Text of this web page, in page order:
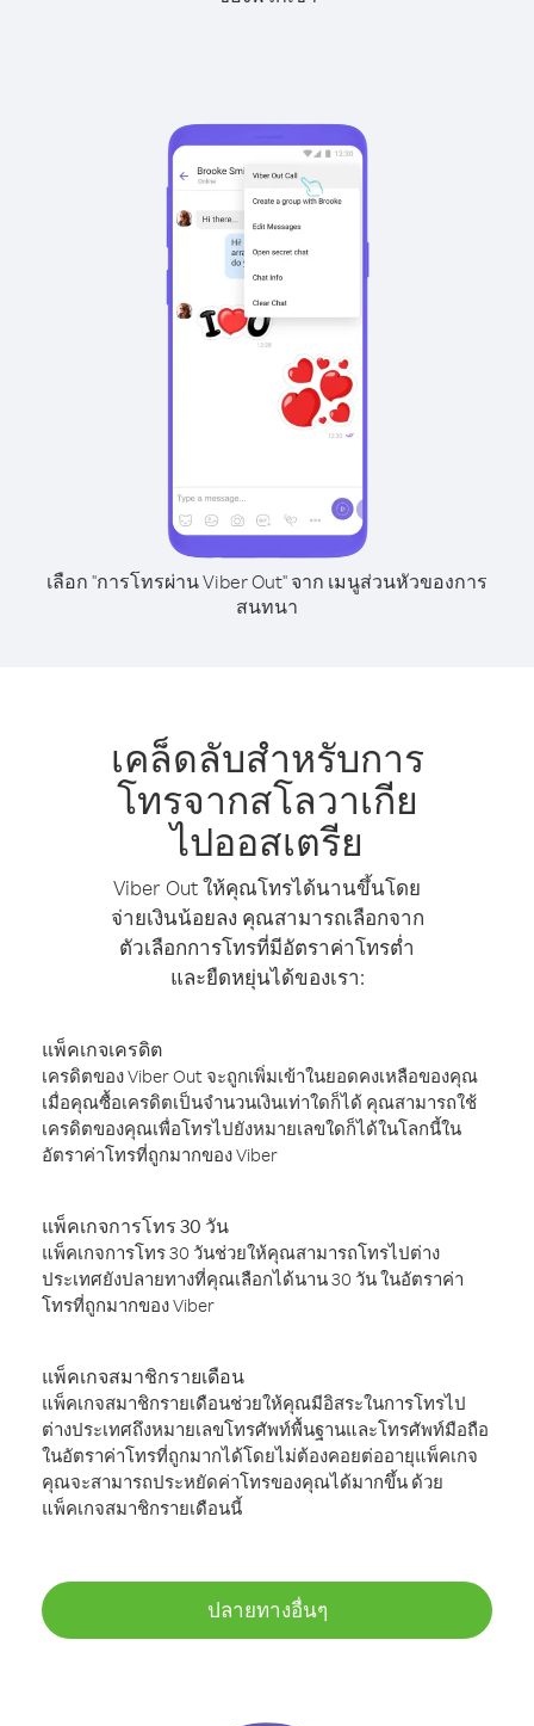
เลือก "การโทรผ่าน Viber Out" จาก เมนูส่วนหัวของการ
สนทนา
เคล็ดลับสำหรับการ
โทรจากสโลวาเกีย
ไปออสเตรีย
Viber Out ให้คุณโทรได้นานขึ้นโดย
จ่ายเงินน้อยลง คุณสามารถเลือกจาก
ตัวเลือกการโทรที่มีอัตราค่าโทรต่ำ
และยืดหยุ่นได้ของเรา:
แพ็คเกจเครดิต
เครดิตของ Viber Out จะถูกเพิ่มเข้าในยอดคงเหลือของคุณ
เมื่อคุณซื้อเครดิตเป็นจำนวนเงินเท่าใดก็ได้ คุณสามารถใช้
เครดิตของคุณเพื่อโทรไปยังหมายเลขใดก็ได้ในโลกนี้ใน
อัตราค่าโทรที่ถูกมากของ Viber
แพ็คเกจการโทร 30 วัน
แพ็คเกจการโทร 30 วันช่วยให้คุณสามารถโทรไปต่าง
ประเทศยังปลายทางที่คุณเลือกได้นาน 30 วัน ในอัตราค่า
โทรที่ถูกมากของ Viber
แพ็คเกจสมาชิกรายเดือน
แพ็คเกจสมาชิกรายเดือนช่วยให้คุณมีอิสระในการโทรไป
ต่างประเทศถึงหมายเลขโทรศัพท์พื้นฐานและโทรศัพท์มือถือ
ในอัตราค่าโทรที่ถูกมากได้โดยไม่ต้องคอยต่ออายุแพ็คเกจ
คุณจะสามารถประหยัดค่าโทรของคุณได้มากขึ้น ด้วย
แพ็คเกจสมาชิกรายเดือนนี้
ปลายทางอื่นๆ